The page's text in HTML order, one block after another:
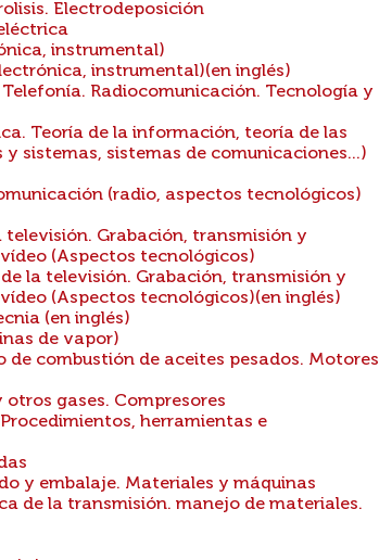
Electrodeposición
instrumental)
instrumental)(en inglés)
Radiocomunicación. Tecnología y
Teoría de la información, teoría de las
sistemas, sistemas de comunicaciones...)
(radio, aspectos tecnológicos)
Grabación, transmisión y
(Aspectos tecnológicos)
la televisión. Grabación, transmisión y
(Aspectos tecnológicos)(en inglés)
(en inglés)
de vapor)
combustión de aceites pesados. Motores
gases. Compresores
herramientas e
y embalaje. Materiales y máquinas
de la transmisión. manejo de materiales.